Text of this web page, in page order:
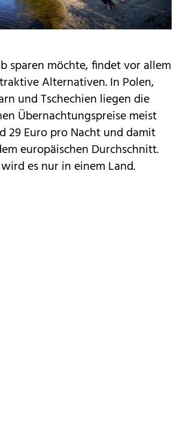
sparen möchte, findet vor allem
Alternativen. In Polen,
und Tschechien liegen die
Übernachtungspreise meist
29 Euro pro Nacht und damit
europäischen Durchschnitt.
es nur in einem Land.